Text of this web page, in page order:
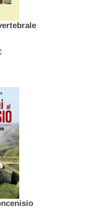
della colonna vertebrale